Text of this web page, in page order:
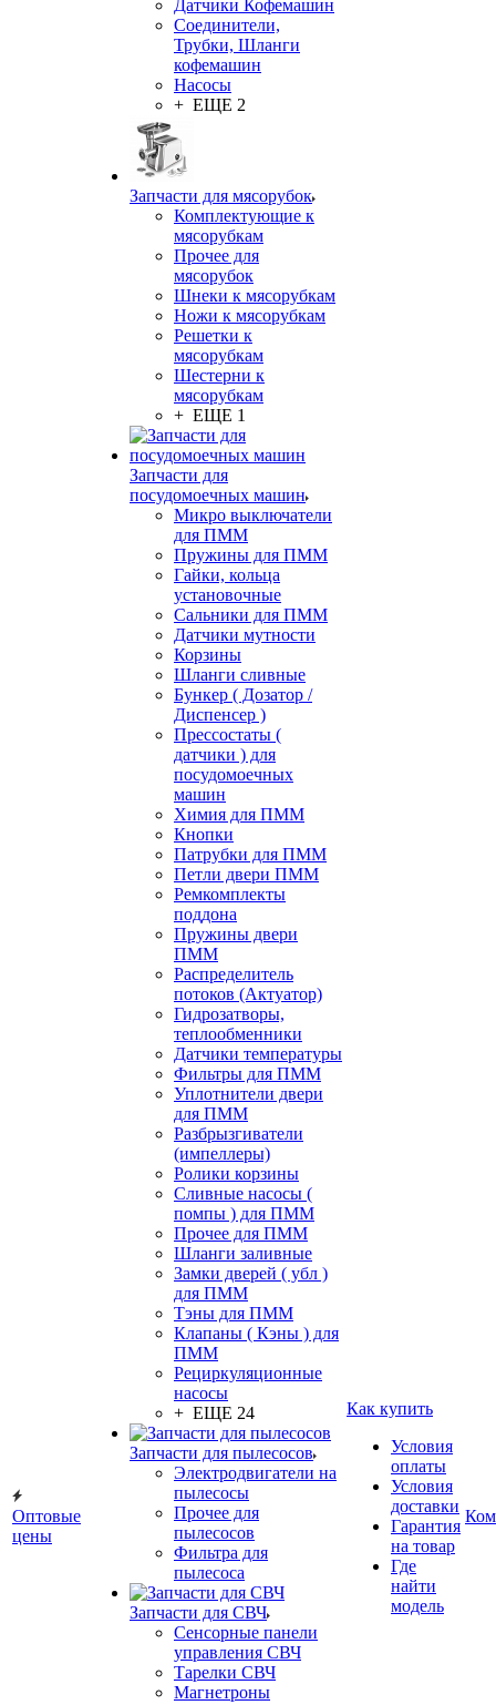
Оптовые
цены
Датчики Кофемашин
Соединители,
Трубки, Шланги
кофемашин
Насосы
+ ЕЩЕ 2
Запчасти для мясорубок
Комплектующие к
мясорубкам
Прочее для
мясорубок
Шнеки к мясорубкам
Ножи к мясорубкам
Решетки к
мясорубкам
Шестерни к
мясорубкам
+ ЕЩЕ 1
Запчасти для
посудомоечных машин
Микро выключатели
для ПММ
Пружины для ПММ
Гайки, кольца
установочные
Сальники для ПММ
Датчики мутности
Корзины
Шланги сливные
Бункер ( Дозатор /
Диспенсер )
Прессостаты (
датчики ) для
посудомоечных
машин
Химия для ПММ
Кнопки
Патрубки для ПММ
Петли двери ПММ
Ремкомплекты
поддона
Пружины двери
ПММ
Распределитель
потоков (Актуатор)
Гидрозатворы,
теплообменники
Датчики температуры
Фильтры для ПММ
Уплотнители двери
для ПММ
Разбрызгиватели
(импеллеры)
Ролики корзины
Сливные насосы (
помпы ) для ПММ
Прочее для ПММ
Шланги заливные
Замки дверей ( убл )
для ПММ
Тэны для ПММ
Клапаны ( Кэны ) для
ПММ
Рециркуляционные
насосы
+ ЕЩЕ 24
Запчасти для пылесосов
Электродвигатели на
пылесосы
Прочее для
пылесосов
Фильтра для
пылесоса
Запчасти для СВЧ
Сенсорные панели
управления СВЧ
Тарелки СВЧ
Магнетроны
Как купить
Условия
оплаты
Условия
доставки
Гарантия
на товар
Где
найти
модель